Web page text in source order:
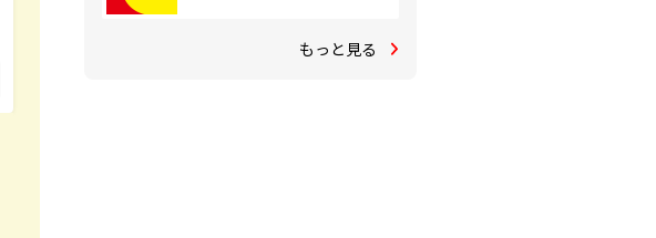
もっと見る